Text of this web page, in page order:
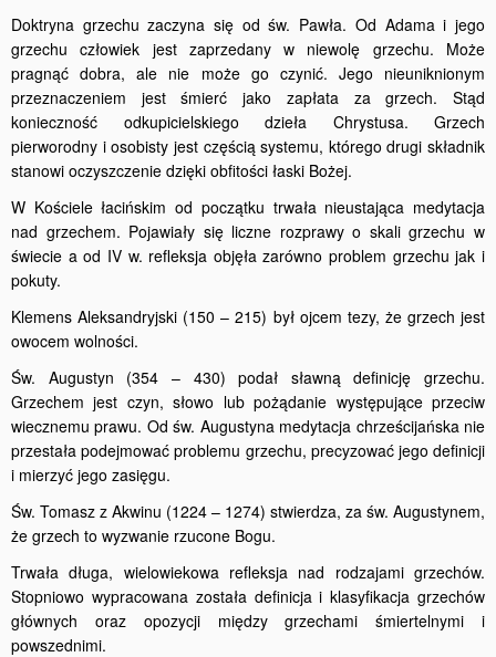
Doktryna grzechu zaczyna się od św. Pawła. Od Adama i jego
grzechu człowiek jest zaprzedany w niewolę grzechu. Może
pragnąć dobra, ale nie może go czynić. Jego nieuniknionym
przeznaczeniem jest śmierć jako zapłata za grzech. Stąd
konieczność odkupicielskiego dzieła Chrystusa. Grzech
pierworodny i osobisty jest częścią systemu, którego drugi składnik
stanowi oczyszczenie dzięki obfitości łaski Bożej.
W Kościele łacińskim od początku trwała nieustająca medytacja
nad grzechem. Pojawiały się liczne rozprawy o skali grzechu w
świecie a od IV w. refleksja objęła zarówno problem grzechu jak i
pokuty.
Klemens Aleksandryjski (150 – 215) był ojcem tezy, że grzech jest
owocem wolności.
Św. Augustyn (354 – 430) podał sławną definicję grzechu.
Grzechem jest czyn, słowo lub pożądanie występujące przeciw
wiecznemu prawu. Od św. Augustyna medytacja chrześcijańska nie
przestała podejmować problemu grzechu, precyzować jego definicji
i mierzyć jego zasięgu.
Św. Tomasz z Akwinu (1224 – 1274) stwierdza, za św. Augustynem,
że grzech to wyzwanie rzucone Bogu.
Trwała długa, wielowiekowa refleksja nad rodzajami grzechów.
Stopniowo wypracowana została definicja i klasyfikacja grzechów
głównych oraz opozycji między grzechami śmiertelnymi i
powszednimi.